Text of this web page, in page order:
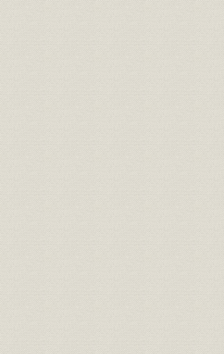
第2章 総務
第1節 概説
第1 組織の変遷
第2 職員管理制度
第3 財政資金と会計制度
第4 資材の調達
第2節 組織
第1 鉄道掛
第2 工部省鉄道寮
第3 工部省鉄道局
第4 内閣鉄道局
第5 内務省鉄道庁
第3節 職員
第1 任免
第2 服務
第3 賞罰
第4 養成